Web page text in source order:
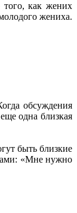
того, как жених
жениха.
обсуждения
одна близкая
быть близкие
«Мне нужно